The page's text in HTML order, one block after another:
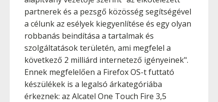
partnerek és a pezsgő közösség segítségével
a célunk az esélyek kiegyenlítése és egy olyan
robbanás beindítása a tartalmak és
szolgáltatások területén, ami megfelel a
következő 2 milliárd internetező igényeinek".
Ennek megfelelően a Firefox OS-t futtató
készülékek is a legalsó árkategóriába
érkeznek: az Alcatel One Touch Fire 3,5